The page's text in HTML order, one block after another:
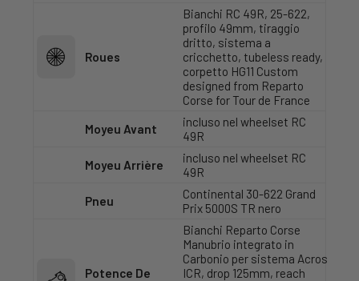
Roues
Bianchi RC 49R, 25-622,
profilo 49mm, tiraggio
dritto, sistema a
cricchetto, tubeless ready,
corpetto HG11 Custom
designed from Reparto
Corse for Tour de France
Moyeu Avant
incluso nel wheelset RC
49R
Moyeu Arrière
incluso nel wheelset RC
49R
Pneu
Continental 30-622 Grand
Prix 5000S TR nero
Potence De
Bianchi Reparto Corse
Manubrio integrato in
Carbonio per sistema Acros
ICR, drop 125mm, reach